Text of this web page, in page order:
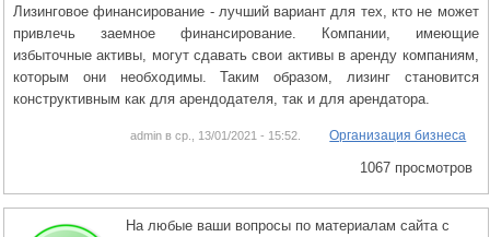
Лизинговое финансирование - лучший вариант для тех, кто не может
привлечь заемное финансирование. Компании, имеющие
избыточные активы, могут сдавать свои активы в аренду компаниям,
которым они необходимы. Таким образом, лизинг становится
конструктивным как для арендодателя, так и для арендатора.
admin в ср., 13/01/2021 - 15:52. Организация бизнеса
1067 просмотров
На любые ваши вопросы по материалам сайта с